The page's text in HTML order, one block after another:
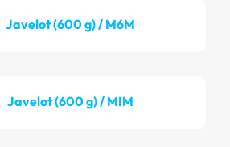
Javelot (600 g) / M6M
Javelot (600 g) / MIM